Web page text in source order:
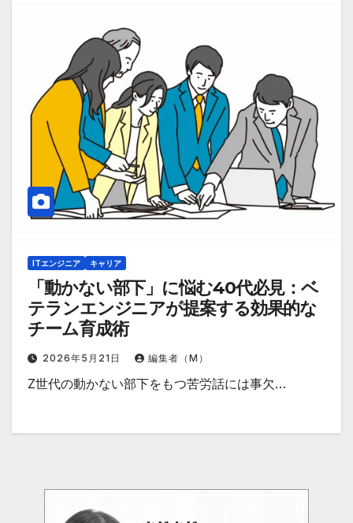
ITエンジニア キャリア
「動かない部下」に悩む40代必見：ベ
テランエンジニアが提案する効果的な
チーム育成術
2026年5月21日 編集者（M）
Z世代の動かない部下をもつ苦労話には事欠…